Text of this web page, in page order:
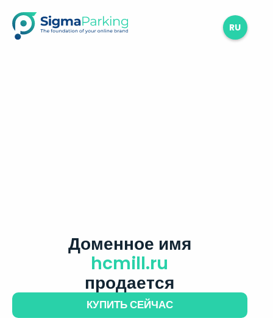
RU
Доменное имя
hcmill.ru
продается
КУПИТЬ СЕЙЧАС